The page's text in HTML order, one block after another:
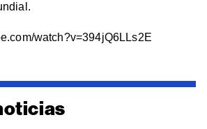
watch?v=394jQ6LLs2E